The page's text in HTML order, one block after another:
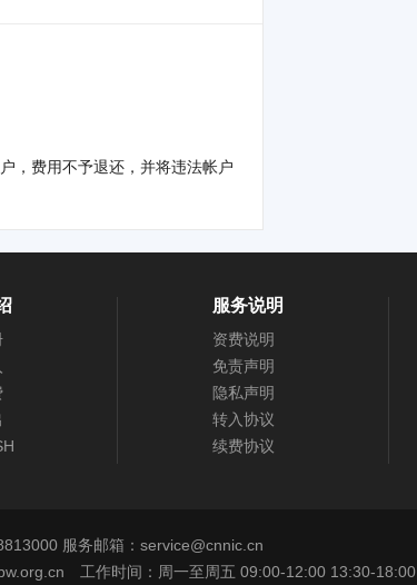
，费用不予退还，并将违法帐户
服务说明
资费说明
免责声明
隐私声明
转入协议
续费协议
服务邮箱：service@cnnic.cn
工作时间：周一至周五 09:00-12:00 13:30-18:00